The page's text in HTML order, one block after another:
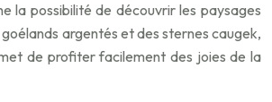
la possibilité de découvrir les paysages
argentés et des sternes caugek,
de profiter facilement des joies de la